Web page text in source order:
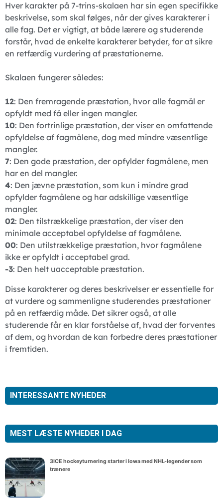
Hver karakter på 7-trins-skalaen har sin egen specifikke
beskrivelse, som skal følges, når der gives karakterer i
alle fag. Det er vigtigt, at både lærere og studerende
forstår, hvad de enkelte karakterer betyder, for at sikre
en retfærdig vurdering af præstationerne.
Skalaen fungerer således:
12: Den fremragende præstation, hvor alle fagmål er
opfyldt med få eller ingen mangler.
10: Den fortrinlige præstation, der viser en omfattende
opfyldelse af fagmålene, dog med mindre væsentlige
mangler.
7: Den gode præstation, der opfylder fagmålene, men
har en del mangler.
4: Den jævne præstation, som kun i mindre grad
opfylder fagmålene og har adskillige væsentlige
mangler.
02: Den tilstrækkelige præstation, der viser den
minimale acceptabel opfyldelse af fagmålene.
00: Den utilstrækkelige præstation, hvor fagmålene
ikke er opfyldt i acceptabel grad.
-3: Den helt uacceptable præstation.
Disse karakterer og deres beskrivelser er essentielle for
at vurdere og sammenligne studerendes præstationer
på en retfærdig måde. Det sikrer også, at alle
studerende får en klar forståelse af, hvad der forventes
af dem, og hvordan de kan forbedre deres præstationer
i fremtiden.
INTERESSANTE NYHEDER
MEST LÆSTE NYHEDER I DAG
3ICE hockeyturnering starter i Iowa med NHL-legender som
trænere